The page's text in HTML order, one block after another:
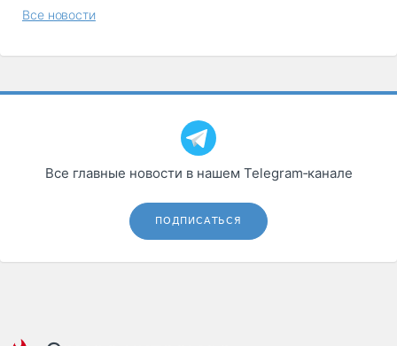
автохимия
Все новости
Все главные новости в нашем Telegram‑канале
ПОДПИСАТЬСЯ